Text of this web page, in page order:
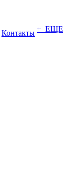
Контакты + ЕЩЕ